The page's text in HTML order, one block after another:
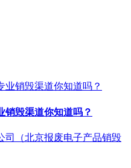
销毁渠道你知道吗？